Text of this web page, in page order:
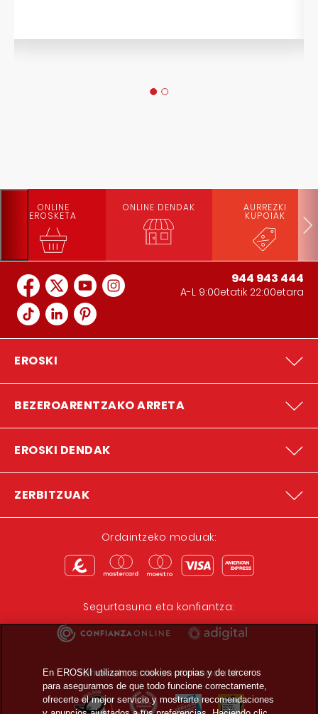
ONLINE
EROSKETA
ONLINE DENDAK AURREZKI
KUPOIAK
944 943 444
A-L 9:00etatik 22:00etara
EROSKI
BEZEROARENTZAKO ARRETA
EROSKI DENDAK
ZERBITZUAK
Ordaintzeko moduak:
Segurtasuna eta konfiantza:
Sariak eta errekonozimenduak:
En EROSKI utilizamos cookies propias y de terceros
para asegurarnos de que todo funcione correctamente,
ofrecerte el mejor servicio y mostrarte recomendaciones